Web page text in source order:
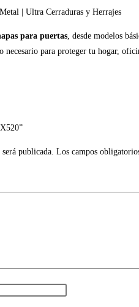
| Ultra Cerraduras y Herrajes
para puertas, desde modelos
necesario para proteger tu hogar,
publicada. Los campos